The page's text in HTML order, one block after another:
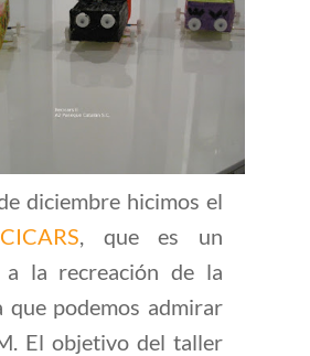
diciembre hicimos el
, que es un
a la recreación de la
que podemos admirar
El objetivo del taller